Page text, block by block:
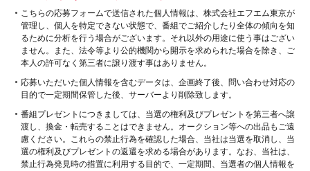
こちらの応募フォームで送信された個人情報は、株式会社エフエム東京が
管理し、個人を特定できない状態で、番組でご紹介したり全体の傾向を知
るために分析を行う場合がございます。それ以外の用途に使う事はござい
ません。また、法令等より公的機関から開示を求められた場合を除き、ご
本人の許可なく第三者に譲り渡す事はありません。
応募いただいた個人情報を含むデータは、企画終了後、問い合わせ対応の
目的で一定期間保管した後、サーバーより削除致します。
番組プレゼントにつきましては、当選の権利及びプレゼントを第三者へ譲
渡し、換金・転売することはできません。オークション等への出品もご遠
慮ください。これらの禁止行為を確認した場合、当社は当選を取消し、当
選の権利及びプレゼントの返還を求める場合があります。なお、当社は、
禁止行為発見時の措置に利用する目的で、一定期間、当選者の個人情報を